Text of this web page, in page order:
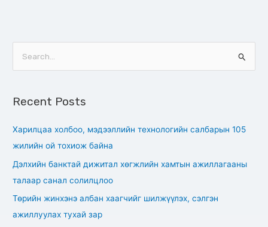
r
o
:
Recent Posts
Харилцаа холбоо, мэдээллийн технологийн салбарын 105
жилийн ой тохиож байна
Дэлхийн банктай дижитал хөгжлийн хамтын ажиллагааны
талаар санал солилцлоо
Төрийн жинхэнэ албан хаагчийг шилжүүлэх, сэлгэн
ажиллуулах тухай зар